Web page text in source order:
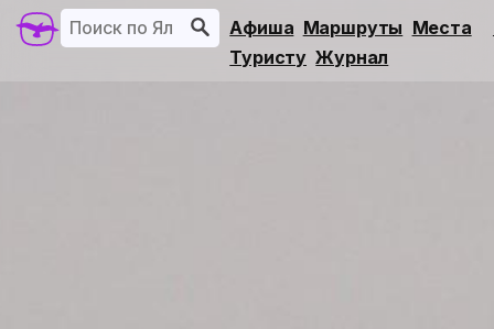
Афиша Маршруты Места
Туристу Журнал